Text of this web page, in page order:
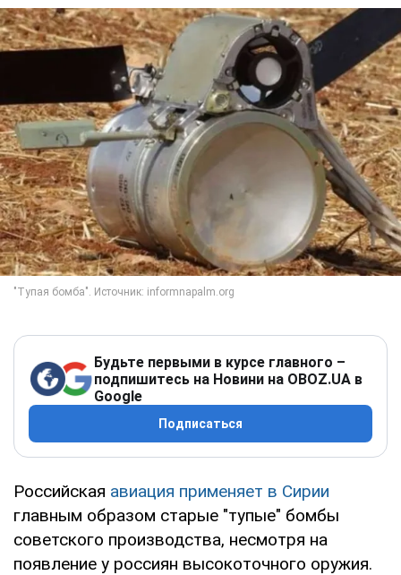
Будьте первыми в курсе главного –
подпишитесь на Новини на OBOZ.UA в
Google
Подписаться
Российская авиация применяет в Сирии
главным образом старые "тупые" бомбы
советского производства, несмотря на
появление у россиян высокоточного оружия.